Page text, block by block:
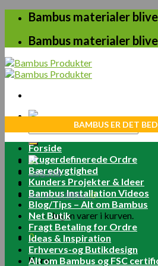
Skip
content
Bambus materialer
Bambus materialer
efter:
Log ind
Kurv /0.00kr.0
Ingen varer i kurven.
0
Kurv
BAMBUS ER DET
Forside
Brugerdefinerede Ordre
Bæredygtighed
Kunders Projekter & Ideer
Bambus Installation Videos
Blog/Tips – Alt om Bambus
Net Butik
Fragt Betaling for Ordre
Ideas & Inspiration
Erhvervs-og Butikdesign
Alt om Bambus og FSC